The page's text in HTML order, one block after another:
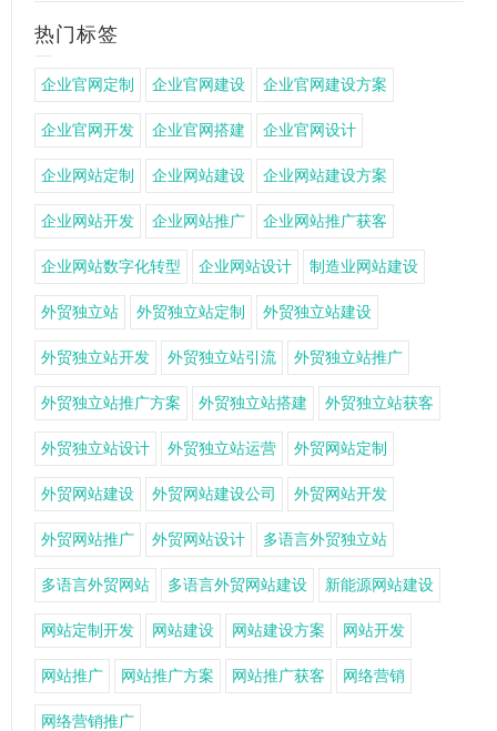
热门标签
企业官网定制 企业官网建设 企业官网建设方案
企业官网开发 企业官网搭建 企业官网设计
企业网站定制 企业网站建设 企业网站建设方案
企业网站开发 企业网站推广 企业网站推广获客
企业网站数字化转型 企业网站设计 制造业网站建设
外贸独立站 外贸独立站定制 外贸独立站建设
外贸独立站开发 外贸独立站引流 外贸独立站推广
外贸独立站推广方案 外贸独立站搭建 外贸独立站获客
外贸独立站设计 外贸独立站运营 外贸网站定制
外贸网站建设 外贸网站建设公司 外贸网站开发
外贸网站推广 外贸网站设计 多语言外贸独立站
多语言外贸网站 多语言外贸网站建设 新能源网站建设
网站定制开发 网站建设 网站建设方案 网站开发
网站推广 网站推广方案 网站推广获客 网络营销
网络营销推广